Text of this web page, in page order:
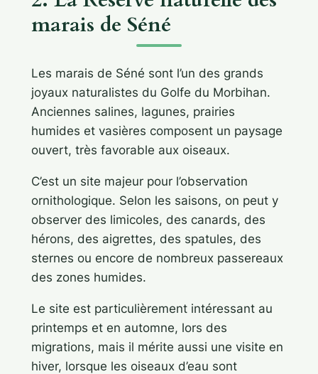
marais de Séné
Les marais de Séné sont l’un des grands
joyaux naturalistes du Golfe du Morbihan.
Anciennes salines, lagunes, prairies
humides et vasières composent un paysage
ouvert, très favorable aux oiseaux.
C’est un site majeur pour l’observation
ornithologique. Selon les saisons, on peut y
observer des limicoles, des canards, des
hérons, des aigrettes, des spatules, des
sternes ou encore de nombreux passereaux
des zones humides.
Le site est particulièrement intéressant au
printemps et en automne, lors des
migrations, mais il mérite aussi une visite en
hiver, lorsque les oiseaux d’eau sont